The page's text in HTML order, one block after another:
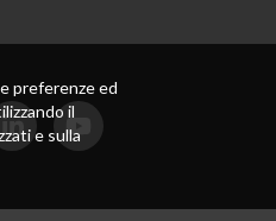
preferenze ed
il
e sulla